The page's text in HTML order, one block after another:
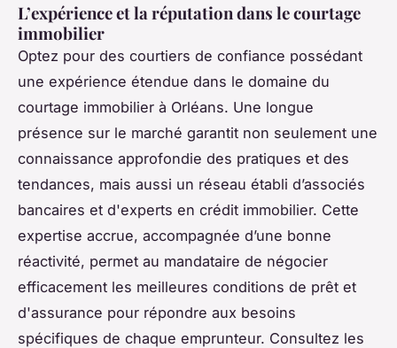
L’expérience et la réputation dans le courtage
immobilier
Optez pour des courtiers de confiance possédant
une expérience étendue dans le domaine du
courtage immobilier à Orléans. Une longue
présence sur le marché garantit non seulement une
connaissance approfondie des pratiques et des
tendances, mais aussi un réseau établi d’associés
bancaires et d'experts en crédit immobilier. Cette
expertise accrue, accompagnée d’une bonne
réactivité, permet au mandataire de négocier
efficacement les meilleures conditions de prêt et
d'assurance pour répondre aux besoins
spécifiques de chaque emprunteur. Consultez les